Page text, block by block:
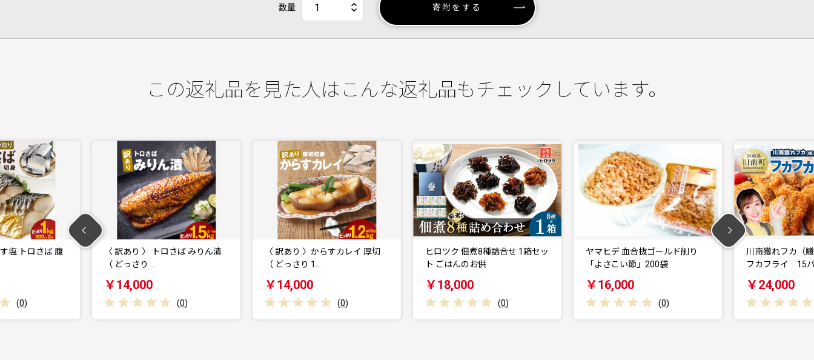
数量 寄附をする
この返礼品を見た人はこんな返礼品もチェックしています。
ロさば みりん漬
(0
〈 訳あり 〉からすカレイ 厚切
（ どっさり 1…
￥14,000
(0
ヒロツク 佃煮8種詰合せ 1箱セッ
ト ごはんのお供
￥18,000
(0
ヤマヒデ 血合抜ゴールド削り
「よさこい節」200袋
￥16,000
(0
川南獲れフカ（鱶）使用！フカ
フカフライ 15パック…
￥24,000
(0
川南獲れフカ（
フカフライ 10
￥17,000